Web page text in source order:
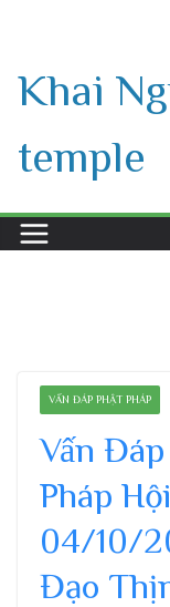
content
Khai
temple
VẤN ĐÁP PHẬT PHÁP
Vấn
Pháp
04/10/
Đạo